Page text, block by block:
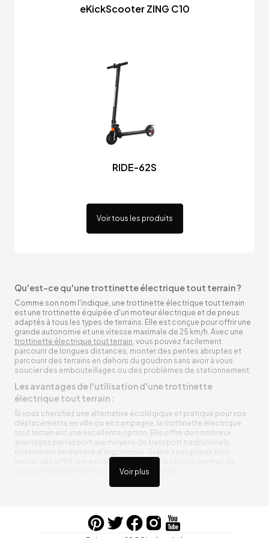
eKickScooter ZING C10
RIDE-62S
Voir tous les produits
Voir plus
Qu'est-ce qu'une trottinette électrique tout terrain ?
Comme son nom l'indique, une trottinette électrique tout terrain
est une trottinette équipée d'un moteur électrique et de pneus
adaptés à tous les types de terrains. Elle est conçue pour offrir une
grande autonomie et une vitesse maximale de 25 km/h. Avec une
trottinette électrique tout terrain, vous pouvez facilement
parcourir de longues distances, monter des pentes abruptes et
parcourir des terrains en dehors du goudron sans avoir à vous
soucier des embouteillages ou des problèmes de stationnement.
Les avantages de l'utilisation d'une trottinette
électrique tout terrain :
Si vous cherchez une alternative écologique et pratique pour vos
déplacements en ville ou en campagne, la trottinette électrique
tout terrain est une excellente option. Elle offre de nombreux
avantages par rapport aux moyens de transport traditionnels,
notamment en matière d'ergonomie. Grâce à ses pneus tout
terrain, elle offre une excellente adhérence et vous permet de
parcourir simplement toutes sortes de terrains.
Trottinette électrique tout terrain ergonomique
entre vos trajets, vous n’aurez pas à vous soucier de l’état de sa
batterie. De plus, elle est équipée de pneus résistants qui peuvent